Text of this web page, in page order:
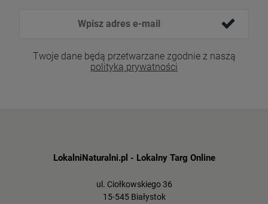
Twoje dane będą przetwarzane zgodnie z naszą
polityką prywatności
LokalniNaturalni.pl - Lokalny Targ Online
ul. Ciołkowskiego 36
15-545 Białystok